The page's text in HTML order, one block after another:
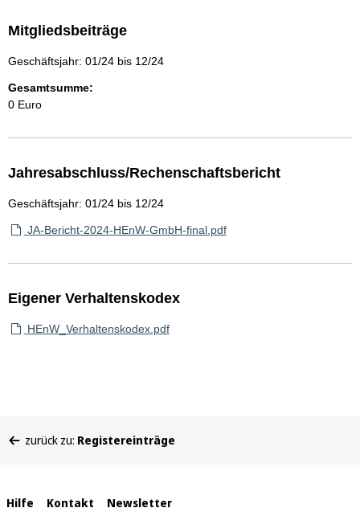
Mitgliedsbeiträge
Geschäftsjahr: 01/24 bis 12/24
Gesamtsumme:
0 Euro
Jahresabschluss/Rechenschaftsbericht
Geschäftsjahr: 01/24 bis 12/24
JA-Bericht-2024-HEnW-GmbH-final.pdf
Eigener Verhaltenskodex
HEnW_Verhaltenskodex.pdf
befinden
zurück zu: Registereinträge
Hilfe Kontakt Newsletter